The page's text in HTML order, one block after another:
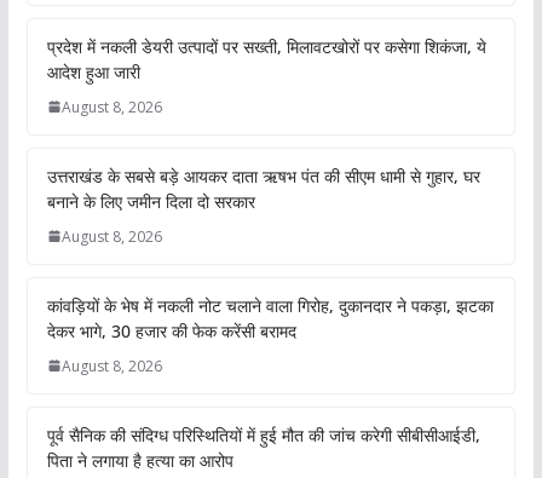
प्रदेश में नकली डेयरी उत्पादों पर सख्ती, मिलावटखोरों पर कसेगा शिकंजा, ये
आदेश हुआ जारी
August 8, 2026
उत्तराखंड के सबसे बड़े आयकर दाता ऋषभ पंत की सीएम धामी से गुहार, घर
बनाने के लिए जमीन दिला दो सरकार
August 8, 2026
कांवड़ियों के भेष में नकली नोट चलाने वाला गिरोह, दुकानदार ने पकड़ा, झटका
देकर भागे, 30 हजार की फेक करेंसी बरामद
August 8, 2026
पूर्व सैनिक की संदिग्ध परिस्थितियों में हुई मौत की जांच करेगी सीबीसीआईडी,
पिता ने लगाया है हत्या का आरोप